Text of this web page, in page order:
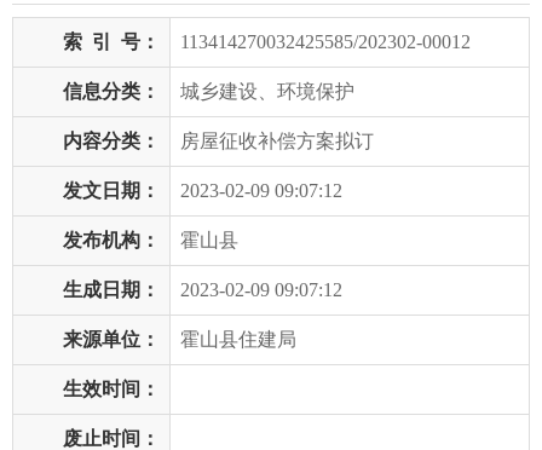
索 引 号： 113414270032425585/202302-00012
信息分类： 城乡建设、环境保护
内容分类： 房屋征收补偿方案拟订
发文日期： 2023-02-09 09:07:12
发布机构： 霍山县
生成日期： 2023-02-09 09:07:12
来源单位： 霍山县住建局
生效时间：
废止时间：